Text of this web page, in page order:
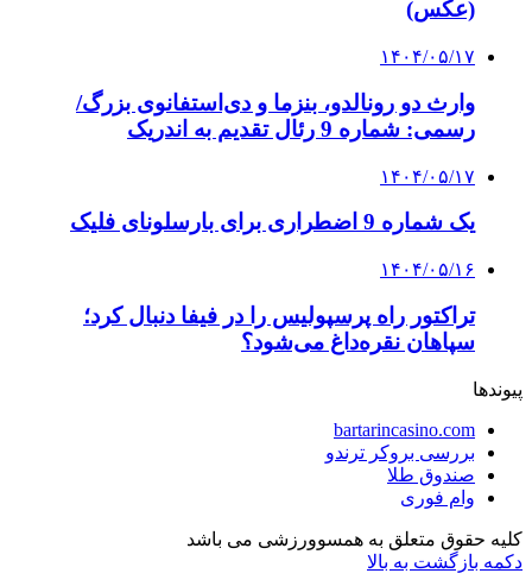
(عکس)
۱۴۰۴/۰۵/۱۷
وارث دو رونالدو، بنزما و دی‌استفانوی بزرگ/
رسمی: شماره 9 رئال تقدیم به اندریک
۱۴۰۴/۰۵/۱۷
یک شماره 9 اضطراری برای بارسلونای فلیک
۱۴۰۴/۰۵/۱۶
تراکتور راه پرسپولیس را در فیفا دنبال کرد؛
سپاهان نقره‌داغ می‌شود؟
پیوندها
bartarincasino.com
بررسی بروکر ترندو
صندوق طلا
وام فوری
کلیه حقوق متعلق به همسوورزشی می باشد
دکمه بازگشت به بالا